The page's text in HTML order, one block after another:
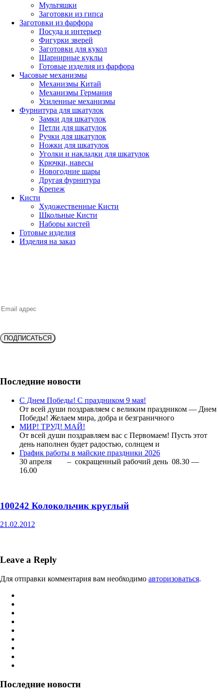
Мультяшки
Заготовки из гипса
Заготовки из фарфора
Посуда и интерьер
Фигурки зверей
Заготовки для кукол
Шарнирные куклы
Готовые изделия из фарфора
Часовые механизмы
Механизмы Китай
Механизмы Германия
Усиленные механизмы
Фурнитура для шкатулок
Замки для шкатулок
Петли для шкатулок
Ручки для шкатулок
Ножки для шкатулок
Уголки и накладки для шкатулок
Крючки, навесы
Новогодние шары
Другая фурнитура
Крепеж
Кисти
Художественные Кисти
Школьные Кисти
Наборы кистей
Готовые изделия
Изделия на заказ
ПОДПИСАТЬСЯ
Последние новости
С Днем Победы! С праздником 9 мая!
От всей души поздравляем с великим праздником — Днем
Победы! Желаем мира, добра и безграничного
МИР! ТРУД! МАЙ!
От всей души поздравляем вас с Первомаем! Пусть этот
день наполнен будет радостью, солнцем и
График работы в майские праздники 2026
30 апреля – сокращенный рабочий день 08.30 —
16.00
100242 Колокольчик круглый
21.02.2012
Leave a Reply
Для отправки комментария вам необходимо авторизоваться.
Последние новости